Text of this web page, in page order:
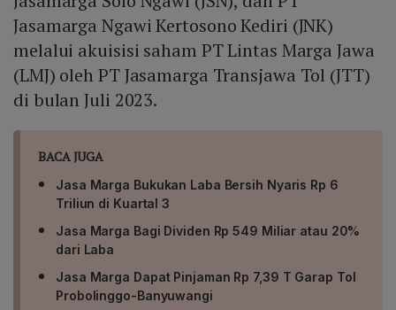
Jasamarga Ngawi Kertosono Kediri (JNK)
melalui akuisisi saham PT Lintas Marga Jawa
(LMJ) oleh PT Jasamarga Transjawa Tol (JTT)
di bulan Juli 2023.
BACA JUGA
Jasa Marga Bukukan Laba Bersih Nyaris Rp 6
Triliun di Kuartal 3
Jasa Marga Bagi Dividen Rp 549 Miliar atau 20%
dari Laba
Jasa Marga Dapat Pinjaman Rp 7,39 T Garap Tol
Probolinggo-Banyuwangi